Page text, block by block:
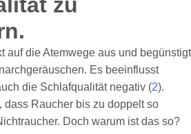
auf die Atemwege aus und begünstigt
Es beeinflusst
die Schlafqualität negativ (2).
dass Raucher bis zu doppelt so
Doch warum ist das so?